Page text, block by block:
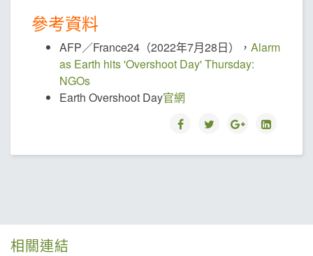
參考資料
AFP／France24（2022年7月28日）， Alarm
as Earth hits 'Overshoot Day' Thursday:
NGOs
Earth Overshoot Day官網
相關連結